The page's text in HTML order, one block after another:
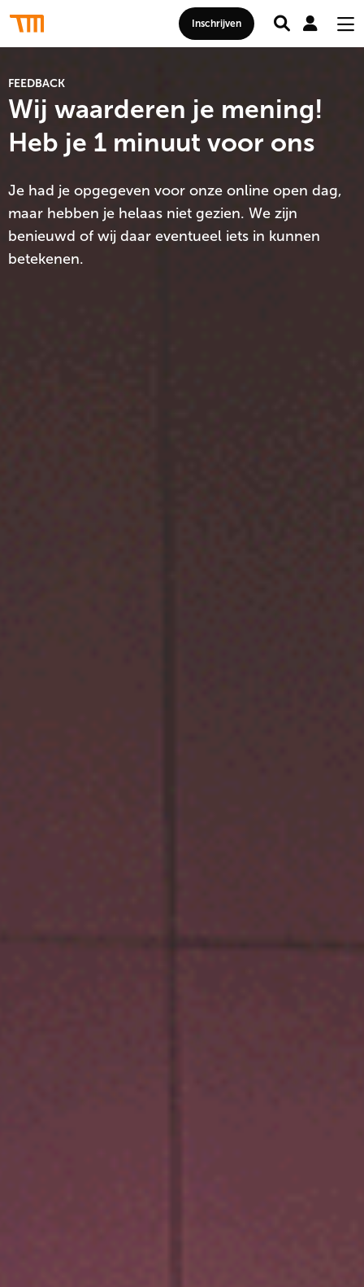
Thomas
Inschrijven Zoeken
FEEDBACK
Wij waarderen je mening!
Heb je 1 minuut voor ons
Je had je opgegeven voor onze online open dag,
maar hebben je helaas niet gezien. We zijn
benieuwd of wij daar eventueel iets in kunnen
betekenen.